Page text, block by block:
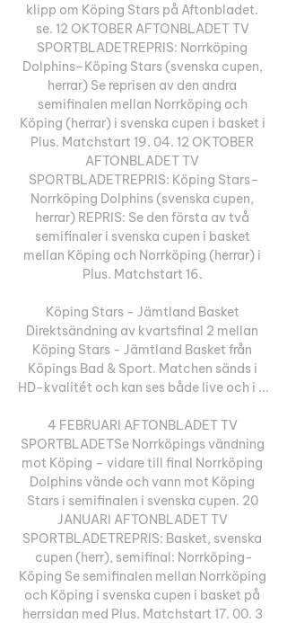
klipp om Köping Stars på Aftonbladet.
se. 12 OKTOBER AFTONBLADET TV
SPORTBLADETREPRIS: Norrköping
Dolphins–Köping Stars (svenska cupen,
herrar) Se reprisen av den andra
semifinalen mellan Norrköping och
Köping (herrar) i svenska cupen i basket i
Plus. Matchstart 19. 04. 12 OKTOBER
AFTONBLADET TV
SPORTBLADETREPRIS: Köping Stars–
Norrköping Dolphins (svenska cupen,
herrar) REPRIS: Se den första av två
semifinaler i svenska cupen i basket
mellan Köping och Norrköping (herrar) i
Plus. Matchstart 16.
Köping Stars - Jämtland Basket
Direktsändning av kvartsfinal 2 mellan
Köping Stars - Jämtland Basket från
Köpings Bad & Sport. Matchen sänds i
HD-kvalitét och kan ses både live och i ...
4 FEBRUARI AFTONBLADET TV
SPORTBLADETSe Norrköpings vändning
mot Köping – vidare till final Norrköping
Dolphins vände och vann mot Köping
Stars i semifinalen i svenska cupen. 20
JANUARI AFTONBLADET TV
SPORTBLADETREPRIS: Basket, svenska
cupen (herr), semifinal: Norrköping-
Köping Se semifinalen mellan Norrköping
och Köping i svenska cupen i basket på
herrsidan med Plus. Matchstart 17. 00. 3